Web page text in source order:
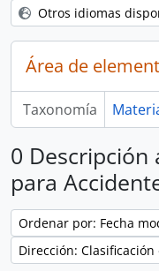
Otros idiomas
Área de
Taxonomía
0 Descripción
para
Ordenar por: Fecha
Dirección: